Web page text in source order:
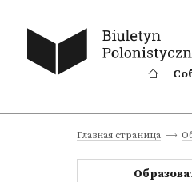
Главная страница